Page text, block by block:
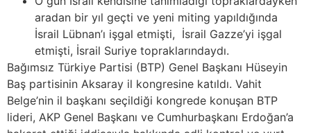
aradan bir yıl geçti ve yeni miting yapıldığında
İsrail Lübnan’ı işgal etmişti, İsrail Gazze’yi işgal
etmişti, İsrail Suriye topraklarındaydı.
Bağımsız Türkiye Partisi (BTP) Genel Başkanı Hüseyin
Baş partisinin Aksaray il kongresine katıldı. Vahit
Belge’nin il başkanı seçildiği kongrede konuşan BTP
lideri, AKP Genel Başkanı ve Cumhurbaşkanı Erdoğan’a